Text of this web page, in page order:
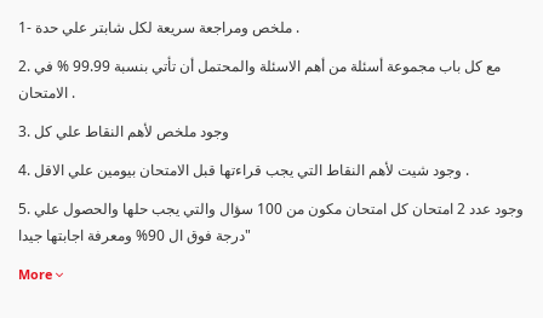
1- ملخص ومراجعة سريعة لكل شابتر علي حدة .
2. مع كل باب مجموعة أسئلة من أهم الاسئلة والمحتمل أن تأتي بنسبة 99.99 % في
الامتحان .
3. وجود ملخص لأهم النقاط علي كل
4. وجود شيت لأهم النقاط التي يجب قراءتها قبل الامتحان بيومين علي الاقل .
5. وجود عدد 2 امتحان كل امتحان مكون من 100 سؤال والتي يجب حلها والحصول علي
درجة فوق ال 90% ومعرفة اجابتها جيدا"
More